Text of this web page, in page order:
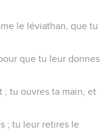
le léviathan, que tu
que tu leur donnes
; tu ouvres ta main, et
; tu leur retires le